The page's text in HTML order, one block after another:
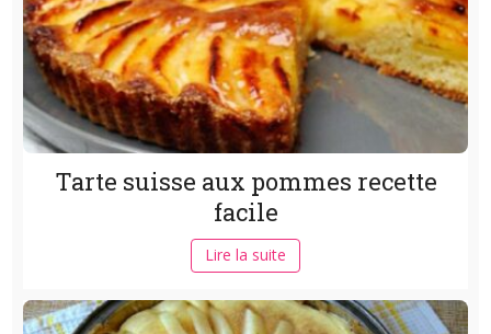
Tarte suisse aux pommes recette
facile
Lire la suite